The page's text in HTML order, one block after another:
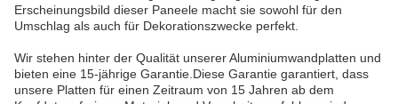
Erscheinungsbild dieser Paneele macht sie sowohl für den
Umschlag als auch für Dekorationszwecke perfekt.
Wir stehen hinter der Qualität unserer Aluminiumwandplatten und
bieten eine 15-jährige Garantie.Diese Garantie garantiert, dass
unsere Platten für einen Zeitraum von 15 Jahren ab dem